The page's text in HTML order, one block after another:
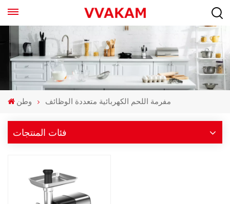
وطن مفرمة اللحم الكهربائية متعددة الوظائف
فئات المنتجات